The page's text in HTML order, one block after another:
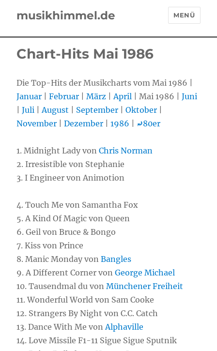
musikhimmel.de MENÜ
Chart-Hits Mai 1986
Die Top-Hits der Musikcharts vom Mai 1986 |
Januar |Februar |März |April | Mai 1986 |Juni
|Juli |August September |Oktober
November |Dezember |1986 ⤾80er
1. Midnight Lady vonChris Norman
2. Irresistible von Stephanie
3. I Engineer von Animotion
4. Touch Me von Samantha Fox
5. A Kind Of Magic von Queen
6. Geil von Bruce & Bongo
7. Kiss von Prince
8. Manic Monday vonBangles
9. A Different Corner vonGeorge Michael
10. Tausendmal du vonMünchener Freiheit
11. Wonderful World von Sam Cooke
12. Strangers By Night von C.C. Catch
13. Dance With Me vonAlphaville
14. Love Missile F1-11 Sigue Sigue Sputnik